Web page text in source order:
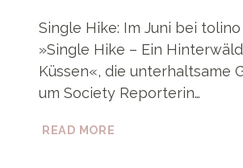
Single Hike: Im Juni bei
»Single Hike – Ein
Küssen«, die unterhaltsame
um Society Reporterin…
READ MORE